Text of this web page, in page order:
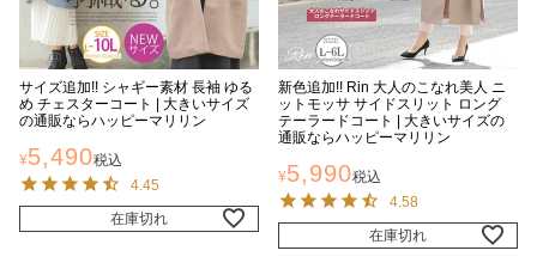
サイズ追加!! シャギー素材 長袖 ゆる
め チェスターコート | 大きいサイズ
の通販ならハッピーマリリン
¥5,490税込
4.45
在庫切れ
新色追加!! Rin 大人のこなれ美人 ニ
ットモッサ サイドスリット ロング
テーラードコート | 大きいサイズの
通販ならハッピーマリリン
¥5,990税込
4.58
在庫切れ